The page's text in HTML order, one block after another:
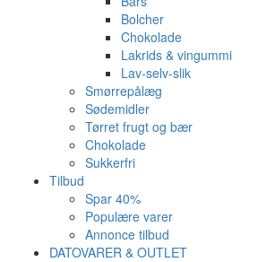
Bolcher
Chokolade
Lakrids & vingummi
Lav-selv-slik
Smørrepålæg
Sødemidler
Tørret frugt og bær
Chokolade
Sukkerfri
Tilbud
Spar 40%
Populære varer
Annonce tilbud
DATOVARER & OUTLET